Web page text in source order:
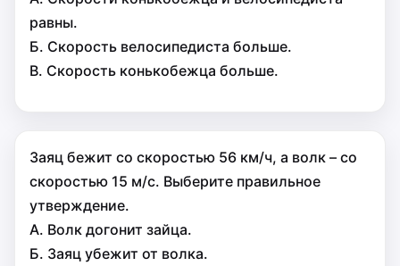
равны.
Б. Скорость велосипедиста больше.
В. Скорость конькобежца больше.
Заяц бежит со скоростью 56 км/ч, а волк – со
скоростью 15 м/с. Выберите правильное
утверждение.
А. Волк догонит зайца.
Б. Заяц убежит от волка.